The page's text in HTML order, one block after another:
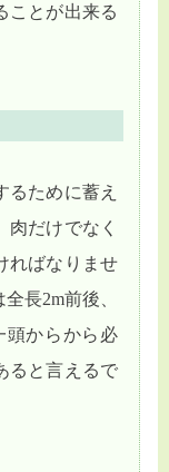
ことが出来る
るために蓄え
肉だけでなく
ればなりませ
長2m前後、
頭からから必
ると言えるで